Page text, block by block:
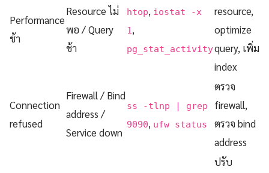
Performance
ช้า
Resource ไม่
พอ / Query
ช้า
htop, iostat -x
1 ,
pg_stat_activity
resource,
optimize
query, เพิ่ม
index
Connection
refused
Firewall / Bind
address /
Service down
ss -tlnp | grep
9090, ufw status
ตรวจ
firewall,
ตรวจ bind
address
ปรับ